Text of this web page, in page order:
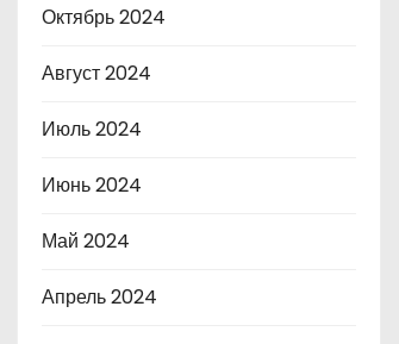
Октябрь 2024
Август 2024
Июль 2024
Июнь 2024
Май 2024
Апрель 2024